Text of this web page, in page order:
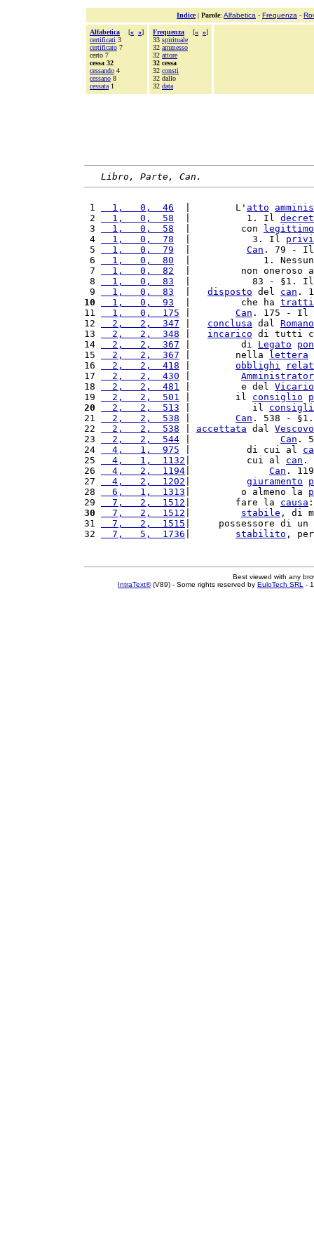
Indice| Parole: Alfabetica - Frequenza -
Alfabetica [« »]
certificati 3
certificato 7
certo 7
cessa 32
cessando 4
cessano 8
cessata 1
Frequenza [« »]
33 spirituale
32 ammesso
32 attore
32 cessa
32 consti
32 dallo
32 data
Libro, Parte, Can.
1
  1,   0,  46
  |        L'
atto
2
  1,   0,  58
  |          1. Il
3
  1,   0,  58
  |         con
legittimo
4
  1,   0,  78
  |           3. Il
5
  1,   0,  79
Can . 79 -
6
  1,   0,  80
|             1.
7
  1,   0,  82
|         non oneroso
8
  1,   0,  83
|           83 - §1.
9
  1,   0,  83
disposto del can .
10
  1,   0,  93
  |         che ha
tratti
11
  1,   0,  175
Can . 175 - Il
12
  2,   2,  347
conclusa dal Romano
13
  2,   2,  348
incarico di tutti
14
  2,   2,  367
|         di Legato
15
  2,   2,  367
|        nella
lettera
16
  2,   2,  418
obblighi
17
  2,   2,  430
18
  2,   2,  481
|         e del Vicario
19
  2,   2,  501
|        il consiglio
20
  2,   2,  513
|           il
21
  2,   2,  538
Can . 538 -
22
  2,   2,  538
accettata dal Vescovo
23
  2,   2,  544
Can .
24
  4,   1,  975
|          di cui al
25
  4,   1,  1132
|          cui al can .
26
  4,   2,  1194
Can .
27
  4,   2,  1202
giuramento
28
  6,   1,  1313
|         o almeno la
29
  7,   2,  1512
|        fare la causa
30
  7,   2,  1512
stabile , di
31
  7,   2,  1515
|     possessore di un
32
  7,   5,  1736
stabilito ,
Best viewed with any
IntraText®(V89) - Some rights reserved by EuloTech SRL -